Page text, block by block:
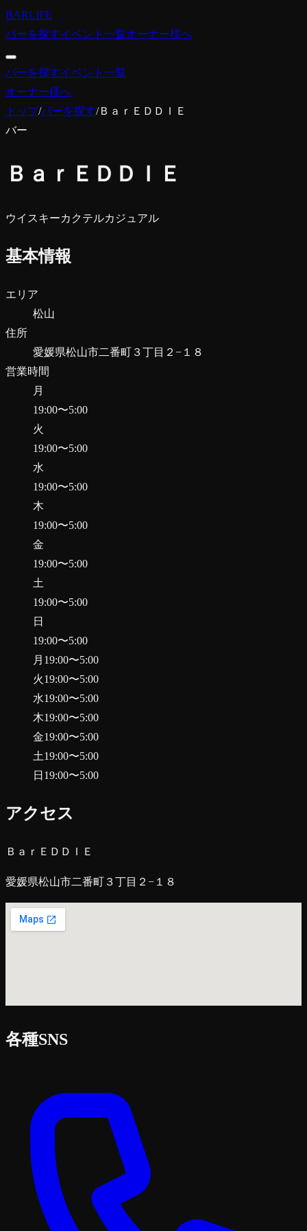
BARLIFE
バーを探すイベント一覧オーナー様へ
バーを探すイベント一覧
オーナー様へ
トップ/バーを探す/ＢａｒＥＤＤＩＥ
バー
ＢａｒＥＤＤＩＥ
ウイスキーカクテルカジュアル
基本情報
エリア
松山
住所
愛媛県松山市二番町３丁目２−１８
営業時間
月
19:00〜5:00
火
19:00〜5:00
水
19:00〜5:00
木
19:00〜5:00
金
19:00〜5:00
土
19:00〜5:00
日
19:00〜5:00
月 19:00〜5:00
火19:00〜5:00
水19:00〜5:00
木19:00〜5:00
金19:00〜5:00
土19:00〜5:00
日 19:00〜5:00
アクセス
ＢａｒＥＤＤＩＥ
愛媛県松山市二番町３丁目２−１８
各種SNS